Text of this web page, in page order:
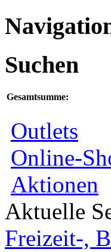
Suchen
Gesamtsumme:
Outlets
Online-
Aktionen
Aktuelle
Freizeit-,